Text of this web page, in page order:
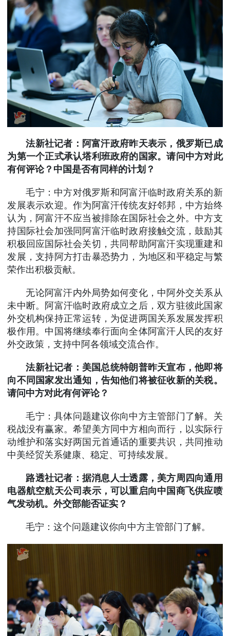
法新社记者：阿富汗政府昨天表示，俄罗斯已成
为第一个正式承认塔利班政府的国家。请问中方对此
有何评论？中国是否有同样的计划？
毛宁：中方对俄罗斯和阿富汗临时政府关系的新
发展表示欢迎。作为阿富汗传统友好邻邦，中方始终
认为，阿富汗不应当被排除在国际社会之外。中方支
持国际社会加强同阿富汗临时政府接触交流，鼓励其
积极回应国际社会关切，共同帮助阿富汗实现重建和
发展，支持阿方打击暴恐势力，为地区和平稳定与繁
荣作出积极贡献。
无论阿富汗内外局势如何变化，中阿外交关系从
未中断。阿富汗临时政府成立之后，双方驻彼此国家
外交机构保持正常运转，为促进两国关系发展发挥积
极作用。中国将继续奉行面向全体阿富汗人民的友好
外交政策，支持中阿各领域交流合作。
法新社记者：美国总统特朗普昨天宣布，他即将
向不同国家发出通知，告知他们将被征收新的关税。
请问中方对此有何评论？
毛宁：具体问题建议你向中方主管部门了解。关
税战没有赢家。希望美方同中方相向而行，以实际行
动维护和落实好两国元首通话的重要共识，共同推动
中美经贸关系健康、稳定、可持续发展。
路透社记者：据消息人士透露，美方周四向通用
电器航空航天公司表示，可以重启向中国商飞供应喷
气发动机。外交部能否证实？
毛宁：这个问题建议你向中方主管部门了解。